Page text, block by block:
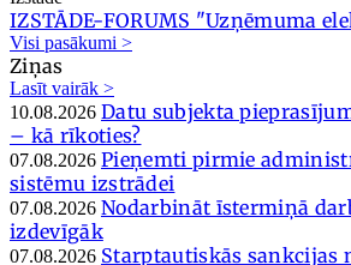
IZSTĀDE-FORUMS "Uzņēmuma
Visi pasākumi >
Ziņas
Lasīt vairāk >
10.08.2026 Datu subjekta
– kā rīkoties?
07.08.2026 Pieņemti pirmie
sistēmu izstrādei
07.08.2026 Nodarbināt īstermiņā
izdevīgāk
07.08.2026 Starptautiskās sankcijas